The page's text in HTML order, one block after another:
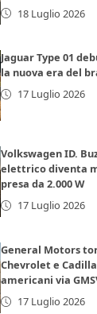
18 Luglio 2026
Jaguar Type 01
la nuova era del
17 Luglio 2026
Volkswagen ID.
elettrico diventa
presa da 2.000 W
17 Luglio 2026
General Motors
Chevrolet e
americani via
17 Luglio 2026